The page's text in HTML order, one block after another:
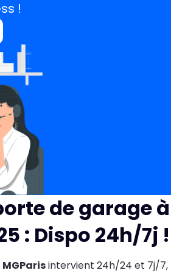
!
de garage
: Dispo 24h/7j !
MGParisintervient 24h/24 et 7j/7,